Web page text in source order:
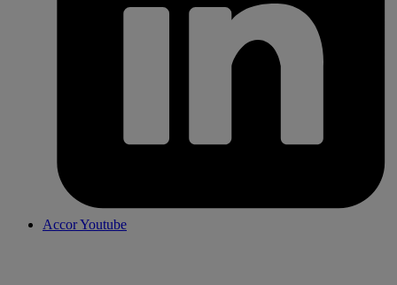
Accor Youtube